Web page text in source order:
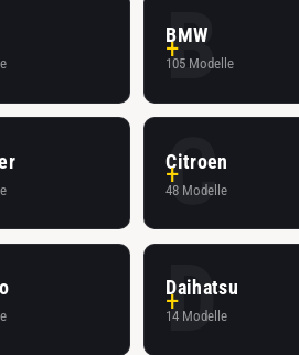
B
BMW
105 Modelle
C
Citroen
48 Modelle
D
Daihatsu
14 Modelle